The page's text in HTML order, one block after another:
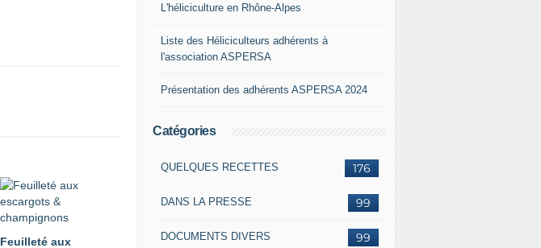
Feuilleté aux
L'héliciculture en Rhône-Alpes
Liste des Héliciculteurs adhérents à
l'association ASPERSA
Présentation des adhérents ASPERSA 2024
Catégories
176
QUELQUES RECETTES
99
DANS LA PRESSE
99
DOCUMENTS DIVERS